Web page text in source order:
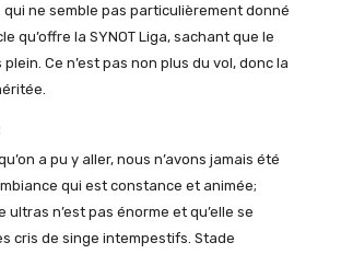
qui ne semble pas particulièrement donné
qu’offre la SYNOT Liga, sachant que le
plein. Ce n’est pas non plus du vol, donc la
a pu y aller, nous n’avons jamais été
qui est constance et animée;
ultras n’est pas énorme et qu’elle se
cris de singe intempestifs. Stade